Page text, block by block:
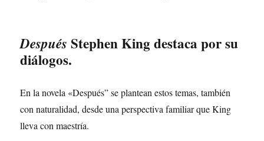
Después Stephen King destaca por su
diálogos.
En la novela «Después” se plantean estos temas, también
con naturalidad, desde una perspectiva familiar que King
lleva con maestría.